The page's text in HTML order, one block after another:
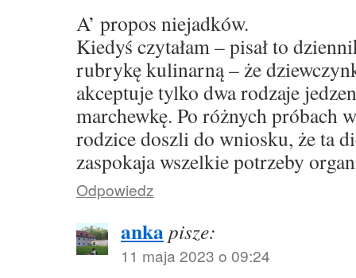
A’ propos niejadków.
Kiedyś czytałam – pisał to
rubrykę kulinarną – że
akceptuje tylko dwa rodzaje
marchewkę. Po różnych próbach
rodzice doszli do wniosku, że ta
zaspokaja wszelkie potrzeby
Odpowiedz
ankapisze:
11 maja 2023 o 09:24